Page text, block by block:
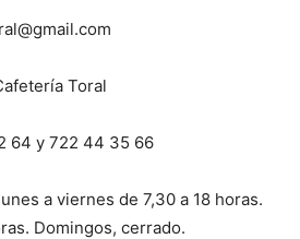
Toral
64 y 722 44 35 66
a viernes de 7,30 a 18 horas.
Domingos, cerrado.